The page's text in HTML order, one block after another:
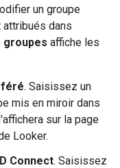
un groupe
dans
groupes affiche les
. Saisissez un
mis en miroir dans
sur la page
Looker.
Connect. Saisissez